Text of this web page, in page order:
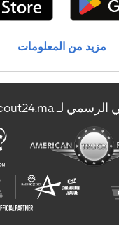
مركبة
مزيد من المعلومات